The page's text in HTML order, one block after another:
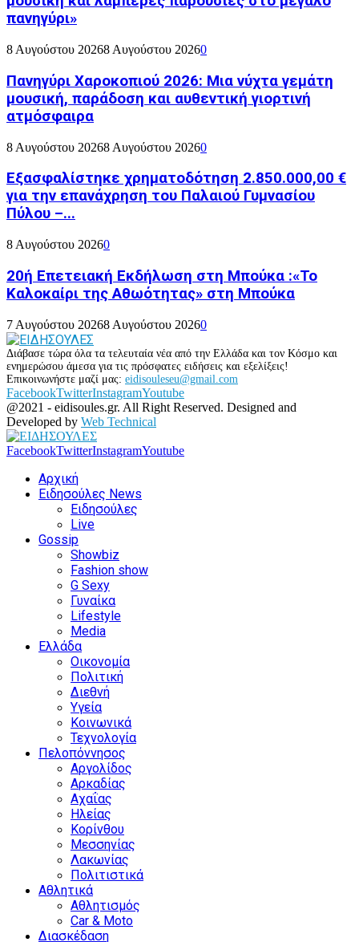
πανηγύρι»
8 Αυγούστου 20268 Αυγούστου 20260
Πανηγύρι Χαροκοπιού 2026: Μια νύχτα γεμάτη
μουσική, παράδοση και αυθεντική γιορτινή
ατμόσφαιρα
8 Αυγούστου 20268 Αυγούστου 20260
Εξασφαλίστηκε χρηματοδότηση 2.850.000,00 €
για την επανάχρηση του Παλαιού Γυμνασίου
Πύλου –...
8 Αυγούστου 20260
20ή Επετειακή Εκδήλωση στη Μπούκα :«Το
Καλοκαίρι της Αθωότητας» στη Μπούκα
7 Αυγούστου 20268 Αυγούστου 20260
Διάβασε τώρα όλα τα τελευταία νέα από την Ελλάδα και τον Κόσμο και
ενημερώσου άμεσα για τις πρόσφατες ειδήσεις και εξελίξεις!
Επικοινωνήστε μαζί μας: eidisouleseu@gmail.com
FacebookTwitterInstagramYoutube
@2021 - eidisoules.gr. All Right Reserved. Designed and
Developed by Web Technical
FacebookTwitterInstagramYoutube
Αρχική
Ειδησούλες News
Ειδησούλες
Live
Gossip
Showbiz
Fashion show
G Sexy
Γυναίκα
Lifestyle
Media
Ελλάδα
Οικονομία
Πολιτική
Διεθνή
Υγεία
Κοινωνικά
Τεχνολογία
Πελοπόννησος
Αργολίδος
Αρκαδίας
Αχαΐας
Ηλείας
Κορίνθου
Μεσσηνίας
Λακωνίας
Πολιτιστικά
Αθλητικά
Αθλητισμός
Car & Moto
Διασκέδαση